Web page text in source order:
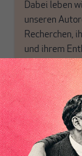
Dabei leben
unseren
Recherchen,
und ihrem
Gemeinsam
aus den
werdenden
des Denkens